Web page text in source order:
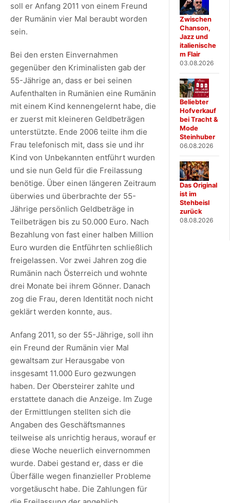
soll er Anfang 2011 von einem Freund
der Rumänin vier Mal beraubt worden
sein.
Bei den ersten Einvernahmen
gegenüber den Kriminalisten gab der
55-Jährige an, dass er bei seinen
Aufenthalten in Rumänien eine Rumänin
mit einem Kind kennengelernt habe, die
er zuerst mit kleineren Geldbeträgen
unterstützte. Ende 2006 teilte ihm die
Frau telefonisch mit, dass sie und ihr
Kind von Unbekannten entführt wurden
und sie nun Geld für die Freilassung
benötige. Über einen längeren Zeitraum
überwies und überbrachte der 55-
Jährige persönlich Geldbeträge in
Teilbeträgen bis zu 50.000 Euro. Nach
Bezahlung von fast einer halben Million
Euro wurden die Entführten schließlich
freigelassen. Vor zwei Jahren zog die
Rumänin nach Österreich und wohnte
drei Monate bei ihrem Gönner. Danach
zog die Frau, deren Identität noch nicht
geklärt werden konnte, aus.
Anfang 2011, so der 55-Jährige, soll ihn
ein Freund der Rumänin vier Mal
gewaltsam zur Herausgabe von
insgesamt 11.000 Euro gezwungen
haben. Der Obersteirer zahlte und
erstattete danach die Anzeige. Im Zuge
der Ermittlungen stellten sich die
Angaben des Geschäftsmannes
teilweise als unrichtig heraus, worauf er
diese Woche neuerlich einvernommen
wurde. Dabei gestand er, dass er die
Überfälle wegen finanzieller Probleme
vorgetäuscht habe. Die Zahlungen für
Zwischen
Chanson,
Jazz und
italienische
m Flair
03.08.2026
Beliebter
Hofverkauf
bei Tracht &
Mode
Steinhuber
06.08.2026
Das Original
ist im
Stehbeisl
zurück
08.08.2026